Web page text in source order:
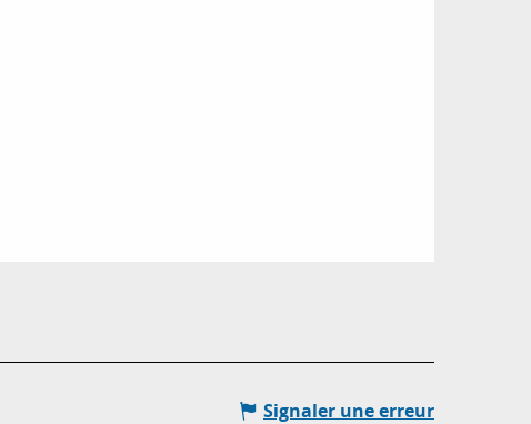
Signaler une erreur